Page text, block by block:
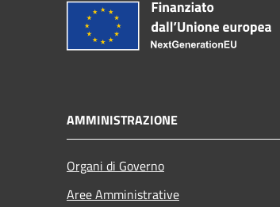
AMMINISTRAZIONE
Organi di Governo
Aree Amministrative